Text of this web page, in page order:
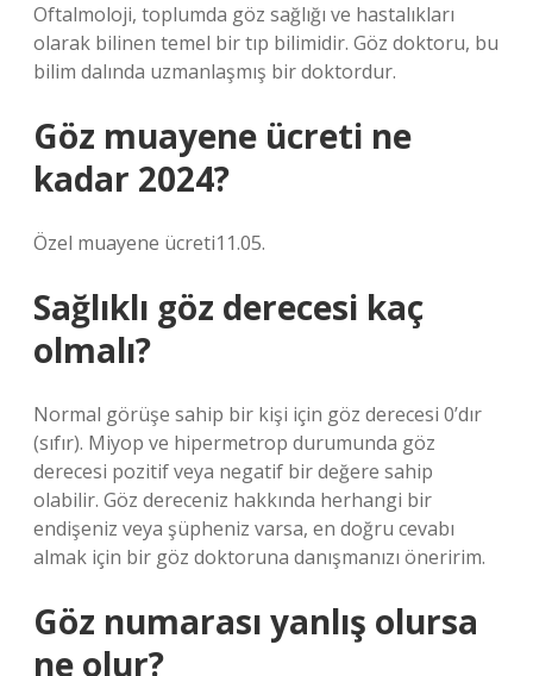
Oftalmoloji, toplumda göz sağlığı ve hastalıkları
olarak bilinen temel bir tıp bilimidir. Göz doktoru, bu
bilim dalında uzmanlaşmış bir doktordur.
Göz muayene ücreti ne
kadar 2024?
Özel muayene ücreti11.05.
Sağlıklı göz derecesi kaç
olmalı?
Normal görüşe sahip bir kişi için göz derecesi 0’dır
(sıfır). Miyop ve hipermetrop durumunda göz
derecesi pozitif veya negatif bir değere sahip
olabilir. Göz dereceniz hakkında herhangi bir
endişeniz veya şüpheniz varsa, en doğru cevabı
almak için bir göz doktoruna danışmanızı öneririm.
Göz numarası yanlış olursa
ne olur?